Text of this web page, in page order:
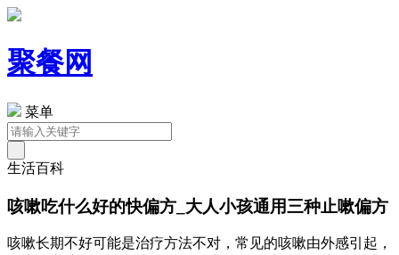
聚餐网
菜单
生活百科
咳嗽吃什么好的快偏方_大人小孩通用三种止嗽偏方
咳嗽长期不好可能是治疗方法不对，常见的咳嗽由外感引起，